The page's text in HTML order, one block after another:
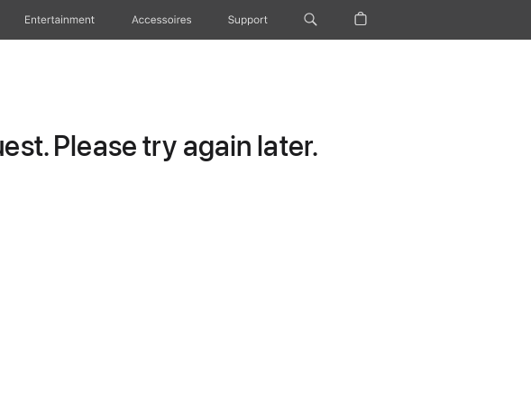
Entertainment Accessoires Support
Please try again later.